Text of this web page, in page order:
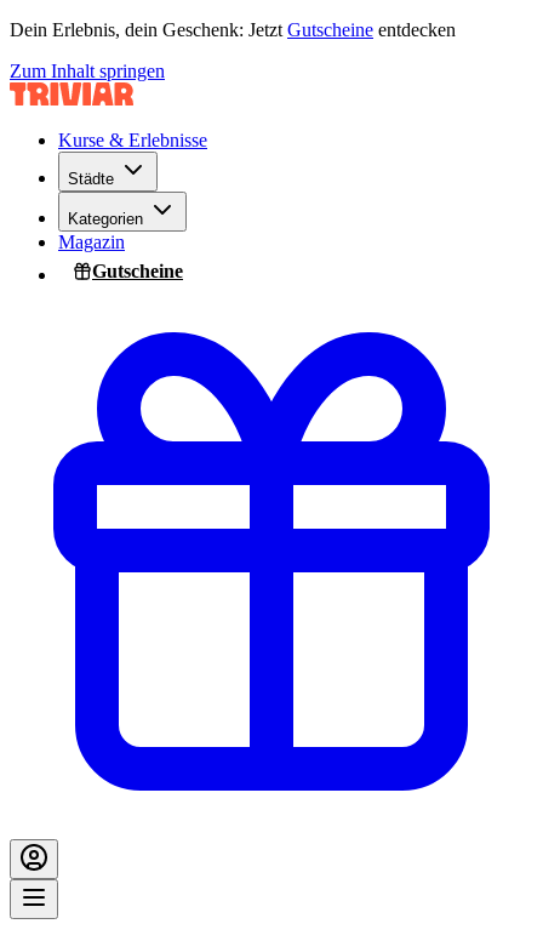
Dein Erlebnis, dein Geschenk: Jetzt Gutscheine entdecken
Zum Inhalt springen
Kurse & Erlebnisse
Städte
Kategorien
Magazin
Gutscheine